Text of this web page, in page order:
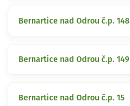
Bernartice nad Odrou č.p. 148
Bernartice nad Odrou č.p. 149
Bernartice nad Odrou č.p. 15